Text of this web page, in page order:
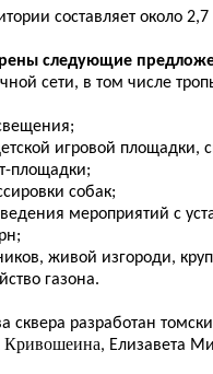
составляет около 2,7
следующие
сети, в том числе
игровой площадки,
площадки;
собак;
мероприятий с
живой изгороди,
газона.
сквера разработан
Кривошеина, Елизавета